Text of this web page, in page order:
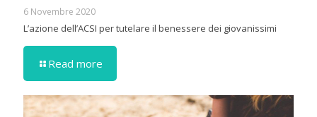
6 Novembre 2020
L’azione dell’ACSI per tutelare il benessere dei giovanissimi
Read more